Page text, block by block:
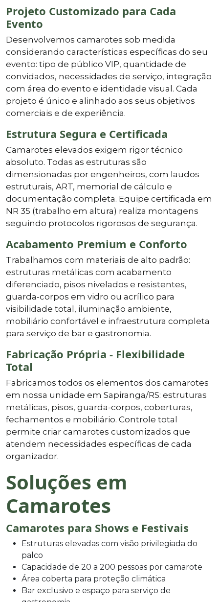
Projeto Customizado para Cada
Evento
Desenvolvemos camarotes sob medida
considerando características específicas do seu
evento: tipo de público VIP, quantidade de
convidados, necessidades de serviço, integração
com área do evento e identidade visual. Cada
projeto é único e alinhado aos seus objetivos
comerciais e de experiência.
Estrutura Segura e Certificada
Camarotes elevados exigem rigor técnico
absoluto. Todas as estruturas são
dimensionadas por engenheiros, com laudos
estruturais, ART, memorial de cálculo e
documentação completa. Equipe certificada em
NR 35 (trabalho em altura) realiza montagens
seguindo protocolos rigorosos de segurança.
Acabamento Premium e Conforto
Trabalhamos com materiais de alto padrão:
estruturas metálicas com acabamento
diferenciado, pisos nivelados e resistentes,
guarda-corpos em vidro ou acrílico para
visibilidade total, iluminação ambiente,
mobiliário confortável e infraestrutura completa
para serviço de bar e gastronomia.
Fabricação Própria - Flexibilidade
Total
Fabricamos todos os elementos dos camarotes
em nossa unidade em Sapiranga/RS: estruturas
metálicas, pisos, guarda-corpos, coberturas,
fechamentos e mobiliário. Controle total
permite criar camarotes customizados que
atendem necessidades específicas de cada
organizador.
Soluções em
Camarotes
Camarotes para Shows e Festivais
Estruturas elevadas com visão privilegiada do
palco
Capacidade de 20 a 200 pessoas por camarote
Área coberta para proteção climática
Bar exclusivo e espaço para serviço de